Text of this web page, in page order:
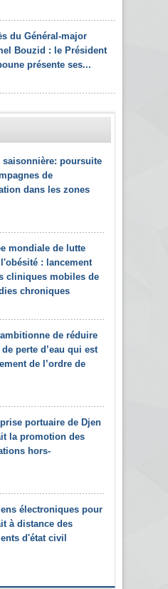
du Général-major
Bouzid : le Président
présente ses...
saisonnière: poursuite
de
dans les zones
mondiale de lutte
: lancement
cliniques mobiles de
chroniques
ambitionne de réduire
de perte d’eau qui est
de l’ordre de
portuaire de Djen
la promotion des
hors-
électroniques pour
à distance des
d'état civil